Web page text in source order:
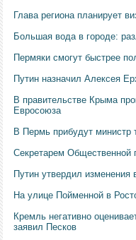
Глава региона планирует
Большая вода в городе:
Пермяки смогут быстрее
Путин назначил Алексея
В правительстве Крыма
Евросоюза
В Пермь прибудут министр
Секретарем Общественной
Путин утвердил изменения
На улице Пойменной в
Кремль негативно
заявил Песков